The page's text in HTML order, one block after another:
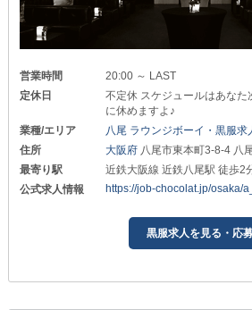
営業時間
20:00 ～ LAST
定休日
不定休 スケジュールはあなた
に休めますよ♪
業種/エリア
八尾 ラウンジボーイ・黒服求
住所
大阪府 八尾市東本町3-8-4 八
最寄り駅
近鉄大阪線 近鉄八尾駅 徒歩2
公式求人情報
https://job-chocolat.jp/osaka/
黒服求人を見る・応